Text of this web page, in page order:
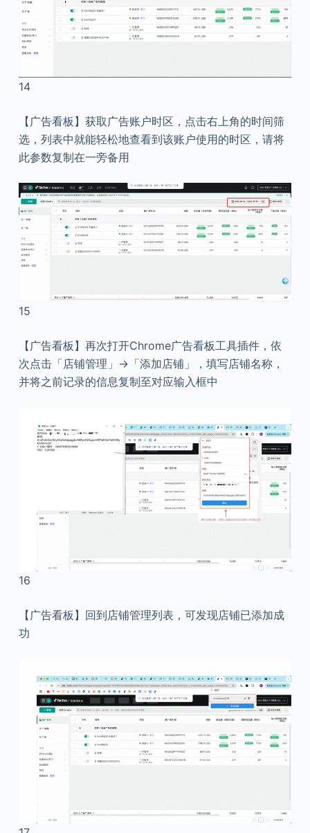
14
【广告看板】获取广告账户时区，点击右上角的时间筛
选，列表中就能轻松地查看到该账户使用的时区，请将
此参数复制在一旁备用
15
【广告看板】再次打开Chrome广告看板工具插件，依
次点击「店铺管理」→「添加店铺」，填写店铺名称，
并将之前记录的信息复制至对应输入框中
16
【广告看板】回到店铺管理列表，可发现店铺已添加成
功